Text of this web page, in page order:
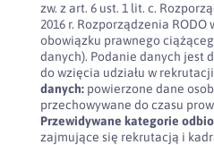
zw. z art. 6 ust. 1 lit. c.
2016 r. Rozporządzenia
obowiązku prawnego
danych). Podanie danych jest
do wzięcia udziału w
danych:powierzone dane
przechowywane do czasu
Przewidywane kategorie
zajmujące się rekrutacją i